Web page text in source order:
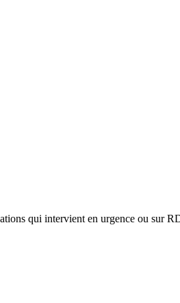
qui intervient en urgence ou sur